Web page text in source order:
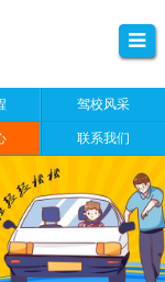
驾校风采
联系我们